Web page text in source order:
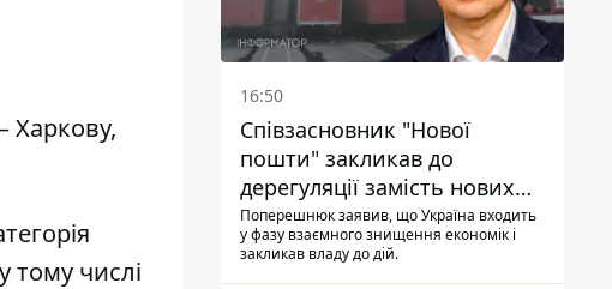
Харкову,
тому числі
16:50
Співзасновник "Нової
пошти" закликав до
дерегуляції замість нових
податків - Гетманцев проти
Поперешнюк заявив, що Україна входить
у фазу взаємного знищення економік і
закликав владу до дій.